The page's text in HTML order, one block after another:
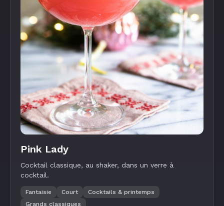
Pink Lady
Cocktail classique, au shaker, dans un verre à
cocktail.
Fantaisie Court
Cocktails & printemps
Grands classiques